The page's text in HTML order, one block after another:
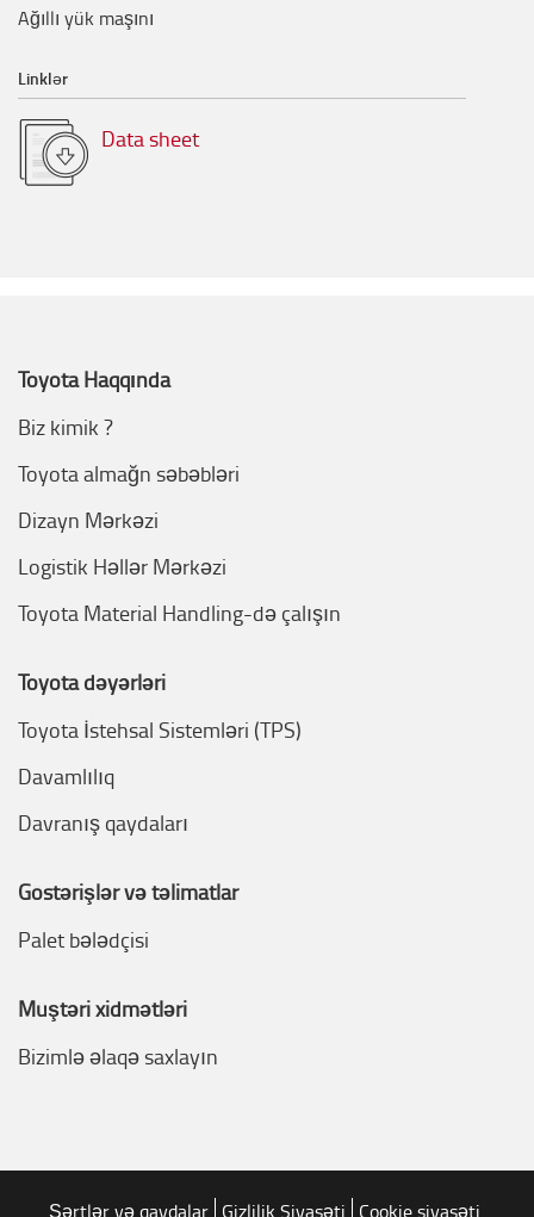
Ağıllı yük maşını
Linklər
Data sheet
Toyota Haqqında
Biz kimik ?
Toyota almağn səbəbləri
Dizayn Mərkəzi
Logistik Həllər Mərkəzi
Toyota Material Handling-də çalışın
Toyota dəyərləri
Toyota İstehsal Sistemləri (TPS)
Davamlılıq
Davranış qaydaları
Göstərişlər və təlimatlar
Palet bələdçisi
Müştəri xidmətləri
Bizimlə əlaqə saxlayın
Şərtlər və qaydalar Gizlilik Siyasəti Cookie siyasəti